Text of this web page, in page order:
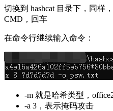
切换到 hashcat 目录下，同样
CMD，回车
在命令行继续输入命令：
-m 就是哈希类型，
-a 3，表示掩码攻击